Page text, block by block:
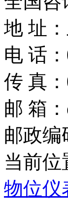
地 址
电 话
传 真
邮 箱
邮政编
当前位
物位仪